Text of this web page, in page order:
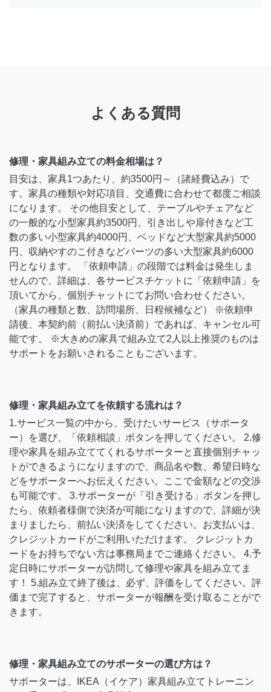
よくある質問
修理・家具組み立ての料金相場は？
目安は、家具1つあたり、約3500円～（諸経費込み）で
す。家具の種類や対応項目、交通費に合わせて都度ご相談
になります。 その他目安として、テーブルやチェアなど
の一般的な小型家具約3500円、引き出しや扉付きなど工
数の多い小型家具約4000円、ベッドなど大型家具約5000
円、収納やすのこ付きなどパーツの多い大型家具約6000
円となります。 「依頼申請」の段階では料金は発生しま
せんので、詳細は、各サービスチケットに「依頼申請」を
頂いてから、個別チャットにてお問い合わせください。
（家具の種類と数、訪問場所、日程候補など） ※依頼申
請後、本契約前（前払い決済前）であれば、キャンセル可
能です。 ※大きめの家具で組み立て2人以上推奨のものは
サポートをお願いされることもございます。
修理・家具組み立てを依頼する流れは？
1.サービス一覧の中から、受けたいサービス（サポータ
ー）を選び、「依頼相談」ボタンを押してください。 2.修
理や家具を組み立ててくれるサポーターと直接個別チャッ
トができるようになりますので、商品名や数、希望日時な
どをサポーターへお伝えください。ここで金額などの交渉
も可能です。 3.サポーターが「引き受ける」ボタンを押し
たら、依頼者様側で決済が可能になりますので、詳細が決
まりましたら、前払い決済をしてください。お支払いは、
クレジットカードがご利用いただけます。 クレジットカ
ードをお持ちでない方は事務局までご連絡ください。 4.予
定日時にサポーターが訪問して修理や家具を組み立てま
す！ 5.組み立て終了後は、必ず、評価をしてください。評
価まで完了すると、サポーターが報酬を受け取ることがで
きます。
修理・家具組み立てのサポーターの選び方は？
サポーターは、IKEA（イケア）家具組み立てトレーニン